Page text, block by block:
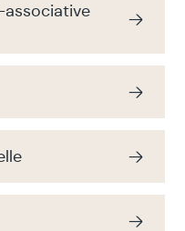
associative